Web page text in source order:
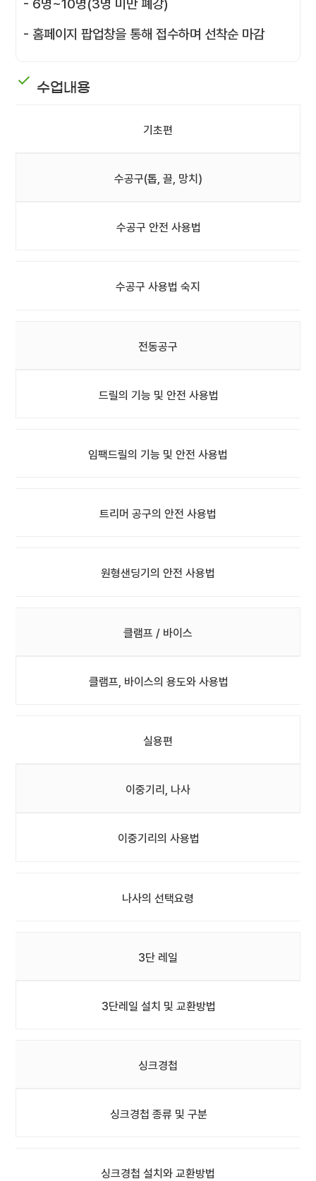
- 6명~10명(3명 미만 폐강)
- 홈페이지 팝업창을 통해 접수하며 선착순 마감
수업내용
기초편
수공구(톱, 끌, 망치)
수공구 안전 사용법
수공구 사용법 숙지
전동공구
드릴의 기능 및 안전 사용법
임팩드릴의 기능 및 안전 사용법
트리머 공구의 안전 사용법
원형샌딩기의 안전 사용법
클램프 / 바이스
클램프, 바이스의 용도와 사용법
실용편
이중기리, 나사
이중기리의 사용법
나사의 선택요령
3단 레일
3단레일 설치 및 교환방법
싱크경첩
싱크경첩 종류 및 구분
싱크경첩 설치와 교환방법